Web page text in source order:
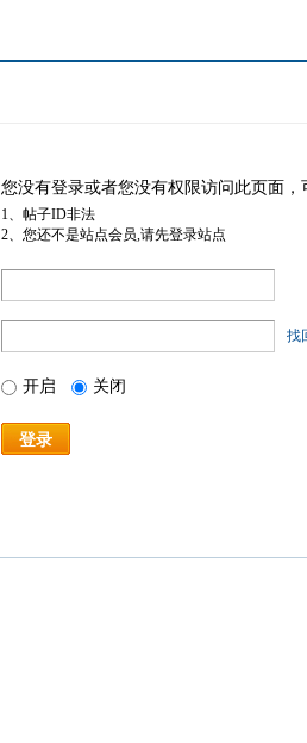
您没有登录或者您没有权限访问此页面
1、帖子ID非法
2、您还不是站点会员,请先登录站点
找
开启 关闭
登录